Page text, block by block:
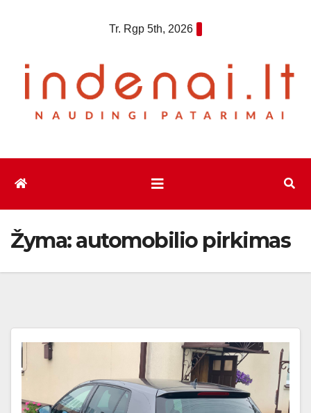
Tr. Rgp 5th, 2026
Žyma:automobilio pirkimas